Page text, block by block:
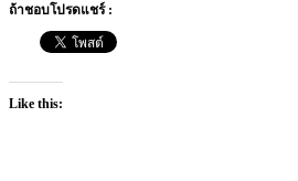
ถ้าชอบโปรดแชร์ :
Like this: